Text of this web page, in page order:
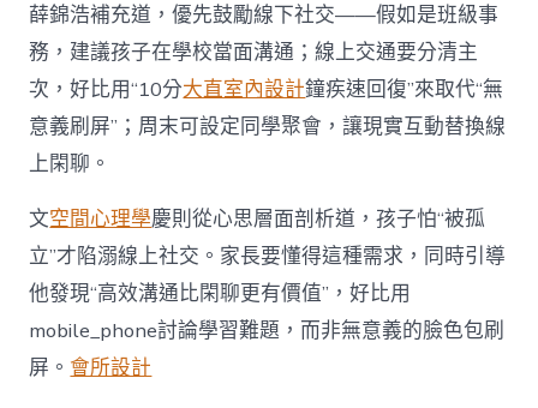
薛錦浩補充道，優先鼓勵線下社交——假如是班級事
務，建議孩子在學校當面溝通；線上交通要分清主
次，好比用“10分大直室內設計鐘疾速回復”來取代“無
意義刷屏”；周末可設定同學聚會，讓現實互動替換線
上閑聊。
文空間心理學慶則從心思層面剖析道，孩子怕“被孤
立”才陷溺線上社交。家長要懂得這種需求，同時引導
他發現“高效溝通比閑聊更有價值”，好比用
mobile_phone討論學習難題，而非無意義的臉色包刷
屏。會所設計